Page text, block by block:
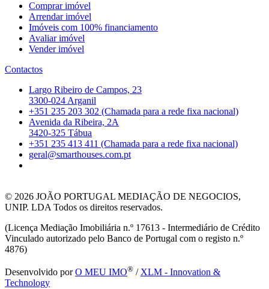
Comprar imóvel
Arrendar imóvel
Imóveis com 100% financiamento
Avaliar imóvel
Vender imóvel
Contactos
Largo Ribeiro de Campos, 23
3300-024 Arganil
+351 235 203 302 (Chamada para a rede fixa nacional)
Avenida da Ribeira, 2A
3420-325 Tábua
+351 235 413 411 (Chamada para a rede fixa nacional)
geral@smarthouses.com.pt
© 2026 JOÃO PORTUGAL MEDIAÇÃO DE NEGOCIOS,
UNIP. LDA Todos os direitos reservados.
(Licença Mediação Imobiliária n.º 17613 - Intermediário de Crédito
Vinculado autorizado pelo Banco de Portugal com o registo n.º
4876)
Desenvolvido porO MEU IMO® / XLM - Innovation &
Technology